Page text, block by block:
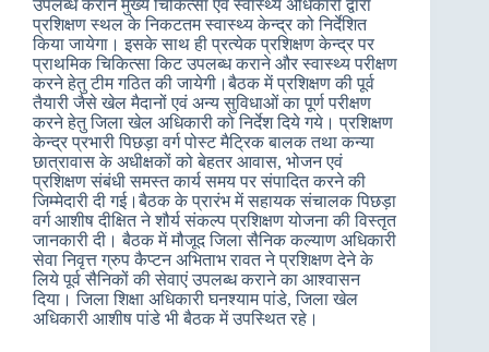
उपलब्ध कराने मुख्य चिकित्सा एवं स्वास्थ्य अधिकारी द्वारा
प्रशिक्षण स्थल के निकटतम स्वास्थ्य केन्द्र को निर्देशित
किया जायेगा। इसके साथ ही प्रत्येक प्रशिक्षण केन्द्र पर
प्राथमिक चिकित्सा किट उपलब्ध कराने और स्वास्थ्य परीक्षण
करने हेतु टीम गठित की जायेगी।बैठक में प्रशिक्षण की पूर्व
तैयारी जैसे खेल मैदानों एवं अन्य सुविधाओं का पूर्ण परीक्षण
करने हेतु जिला खेल अधिकारी को निर्देश दिये गये। प्रशिक्षण
केन्द्र प्रभारी पिछड़ा वर्ग पोस्ट मैट्रिक बालक तथा कन्या
छात्रावास के अधीक्षकों को बेहतर आवास, भोजन एवं
प्रशिक्षण संबंधी समस्त कार्य समय पर संपादित करने की
जिम्मेदारी दी गई।बैठक के प्रारंभ में सहायक संचालक पिछड़ा
वर्ग आशीष दीक्षित ने शौर्य संकल्प प्रशिक्षण योजना की विस्तृत
जानकारी दी। बैठक में मौजूद जिला सैनिक कल्याण अधिकारी
सेवा निवृत्त ग्रुप कैप्टन अभिताभ रावत ने प्रशिक्षण देने के
लिये पूर्व सैनिकों की सेवाएं उपलब्ध कराने का आश्वासन
दिया। जिला शिक्षा अधिकारी घनश्याम पांडे, जिला खेल
अधिकारी आशीष पांडे भी बैठक में उपस्थित रहे।